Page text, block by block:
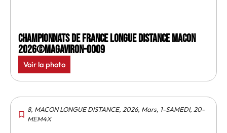
Championnats de France longue distance Macon
2026©MagAviron-0009
Voir la photo
8, MACON LONGUE DISTANCE, 2026, Mars, 1-SAMEDI, 20-
MEM4X